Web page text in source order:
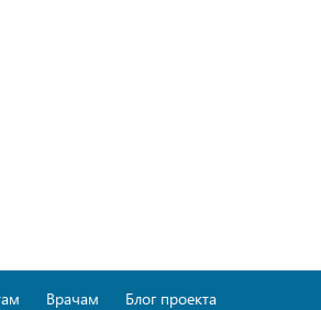
Врачам
Блог проекта